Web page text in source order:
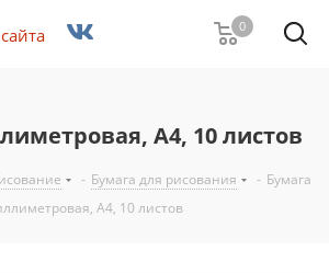
0
А4, 10 листов
- Бумага для рисования - Бумага
А4, 10 листов